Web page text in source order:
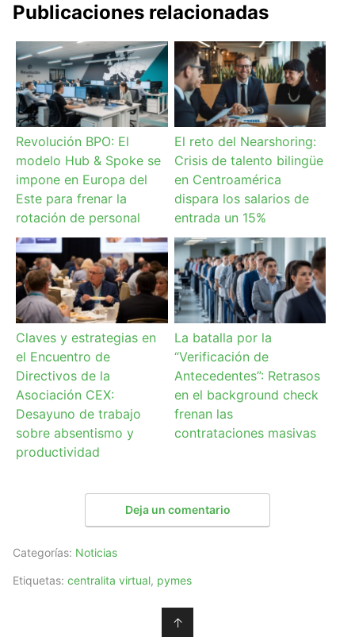
Publicaciones relacionadas
Revolución BPO: El
modelo Hub & Spoke se
impone en Europa del
Este para frenar la
rotación de personal
El reto del Nearshoring:
Crisis de talento bilingüe
en Centroamérica
dispara los salarios de
entrada un 15%
Claves y estrategias en
el Encuentro de
Directivos de la
Asociación CEX:
Desayuno de trabajo
sobre absentismo y
productividad
La batalla por la
“Verificación de
Antecedentes”: Retrasos
en el background check
frenan las
contrataciones masivas
Deja un comentario
Categorías: Noticias
Etiquetas: centralita virtual, pymes
↑